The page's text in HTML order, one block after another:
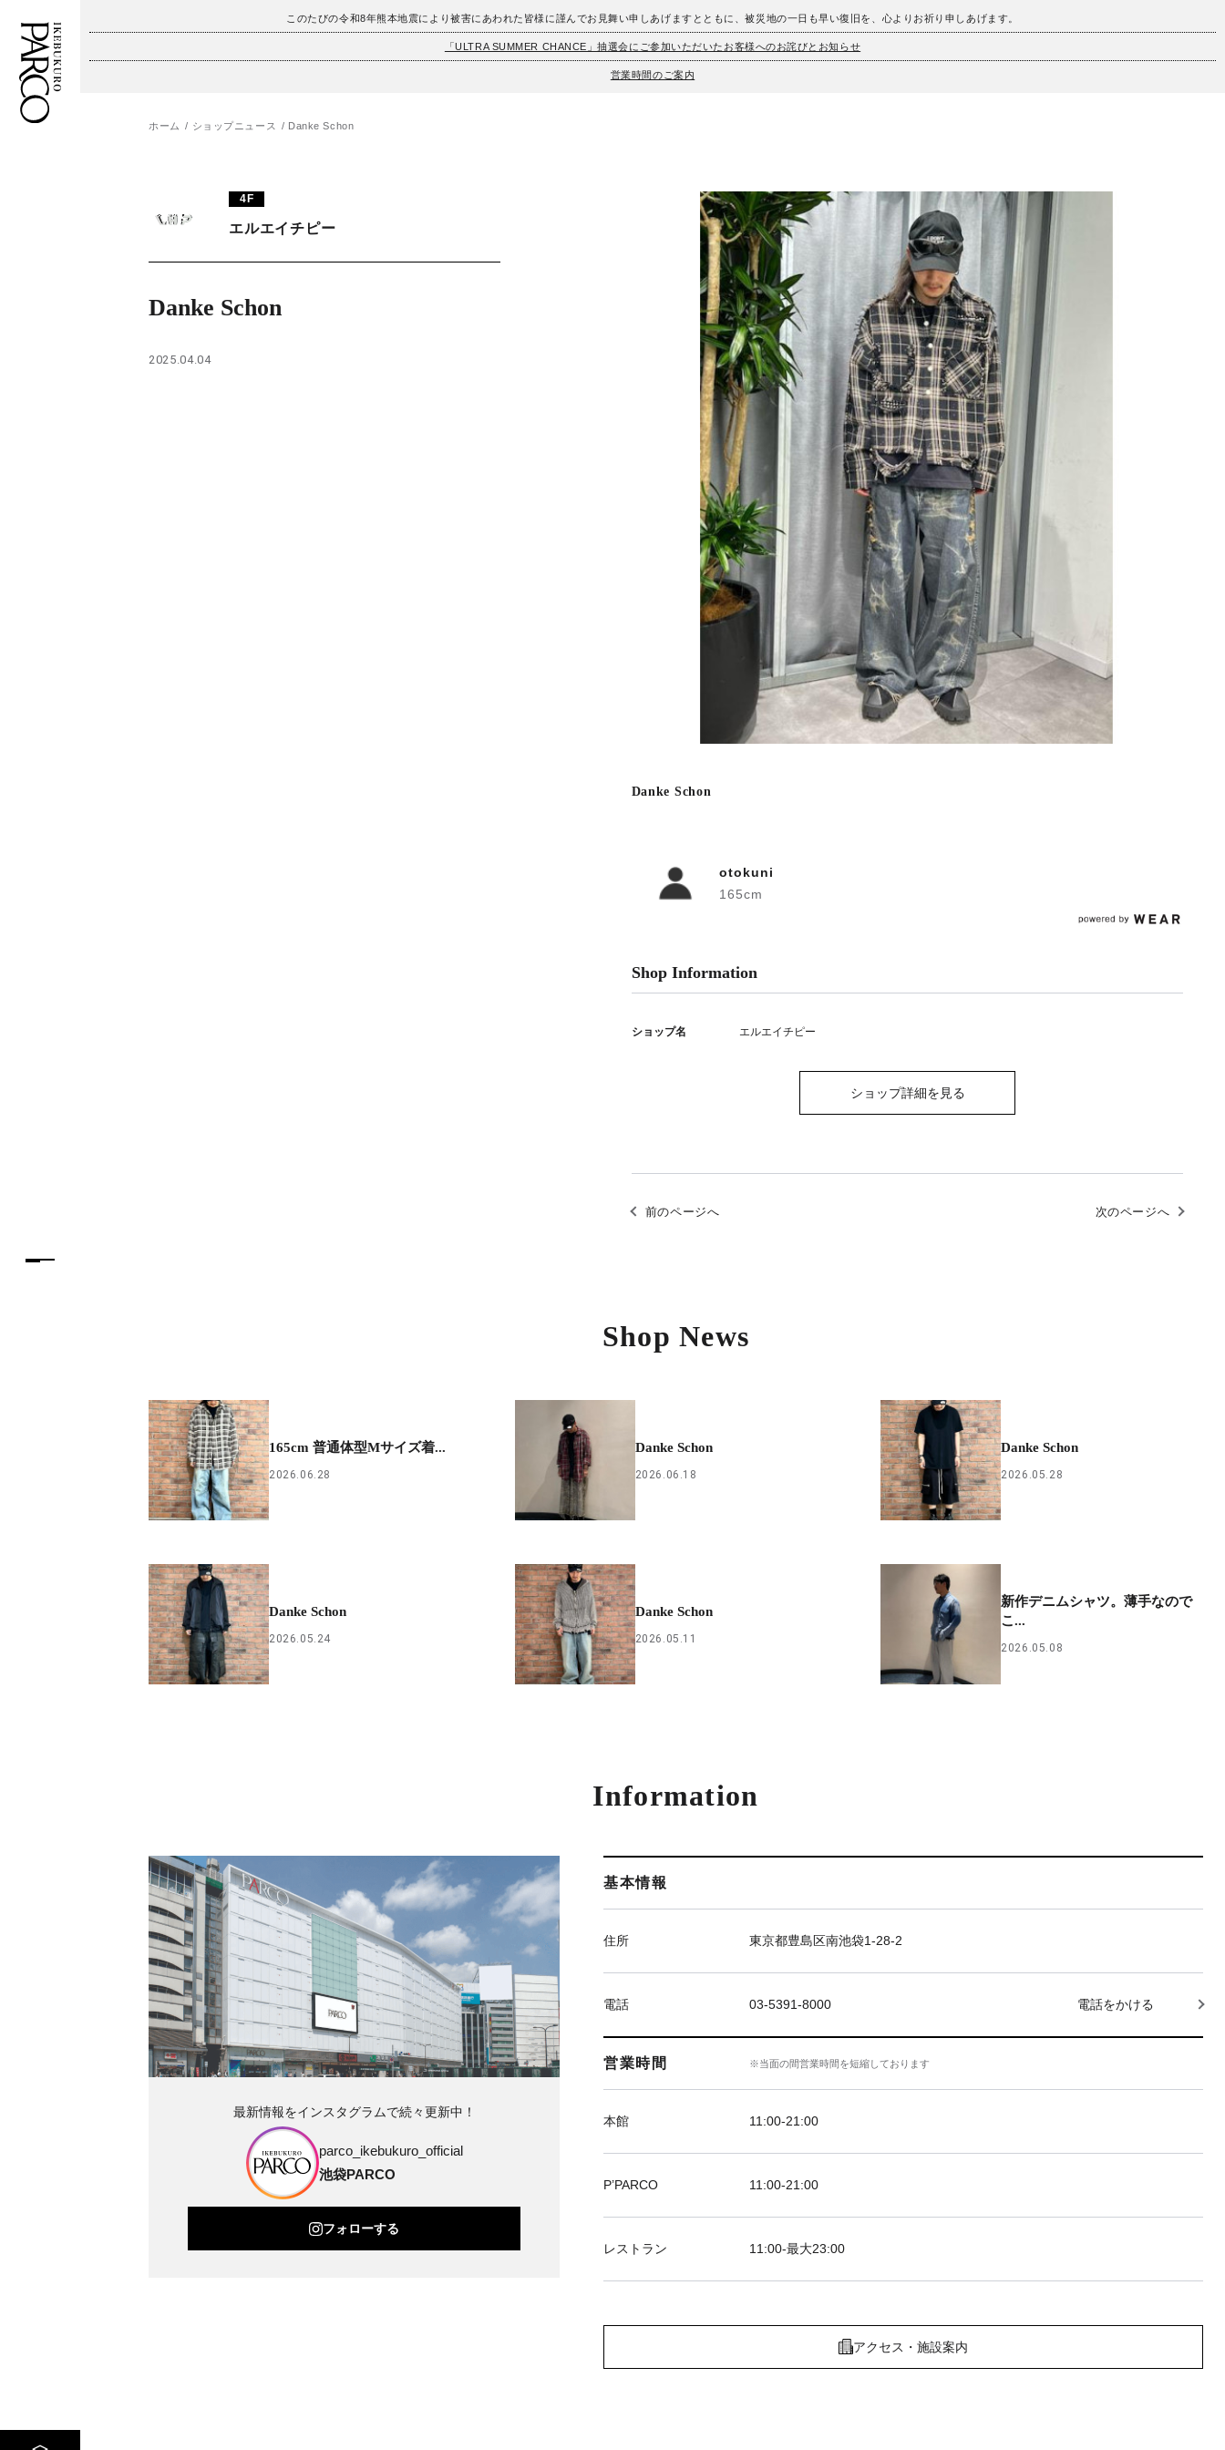
このたびの令和8年熊本地震により被害にあわれた皆様に謹んでお見舞い申しあげますとともに、被災地の一日も早い復旧を、心よりお祈り申しあげます。
「ULTRA SUMMER CHANCE」抽選会にご参加いただいたお客様へのお詫びとお知らせ
営業時間のご案内
フロアガイド
イベント・ポップアップ
レストラン・カフェ
TAX FREE
ENGLISH
ภาษาไทย
ホーム ショップニュース Danke Schon
4F
エルエイチピー
Danke Schon
2025.04.04
Danke Schon
otokuni
165cm
Shop Information
ショップ名 エルエイチピー
ショップ詳細を見る
前のページへ 次のページへ
Shop News
165cm 普通体型Mサイズ着...
2026.06.28
Danke Schon
2026.06.18
Danke Schon
2026.05.28
Danke Schon
2026.05.24
Danke Schon
2026.05.11
新作デニムシャツ。薄手なので
こ...
2026.05.08
Information
基本情報
住所 東京都豊島区南池袋1-28-2
電話 03-5391-8000 電話をかける
営業時間 ※当面の間営業時間を短縮しております
本館 11:00-21:00
P’PARCO 11:00-21:00
レストラン 11:00-最大23:00
アクセス・施設案内
最新情報をインスタグラムで続々更新中！
parco_ikebukuro_official
池袋PARCO
フォローする